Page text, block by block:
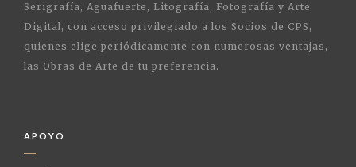
Serigrafía, Aguafuerte, Litografía, Fotografía y Arte
Digital, con acceso privilegiado a los Socios de CPS,
quienes elige periódicamente con numerosas ventajas,
las Obras de Arte de tu preferencia.
APOYO